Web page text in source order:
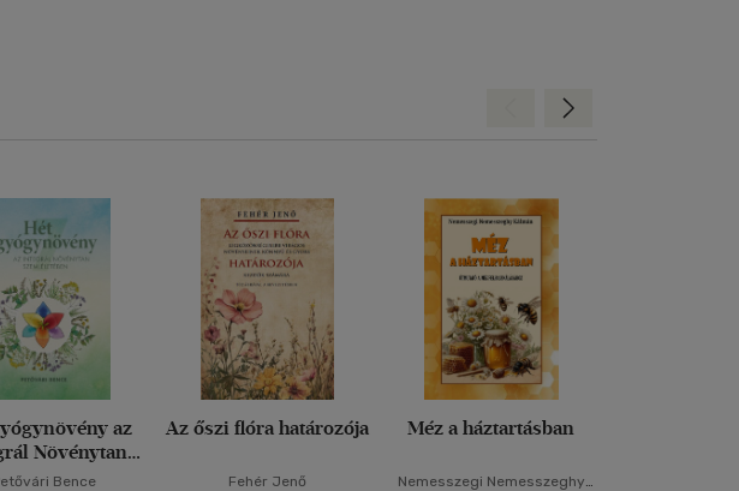
az
Növénytan
Bence
Az őszi flóra határozója
Fehér Jenő
Méz a háztartásban
Nemesszegi Nemesszeghy
Előre